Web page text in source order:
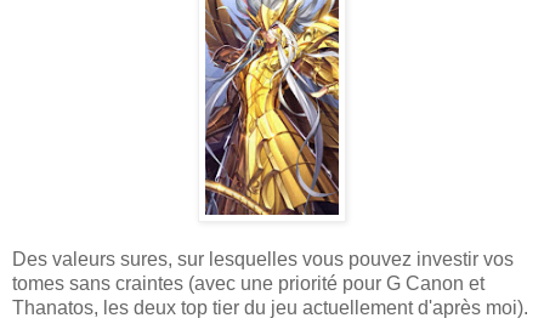
Des valeurs sures, sur lesquelles vous pouvez investir vos
tomes sans craintes (avec une priorité pour G Canon et
Thanatos, les deux top tier du jeu actuellement d'après moi).